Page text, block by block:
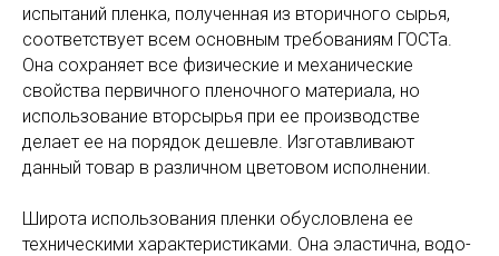
испытаний пленка, полученная из вторичного сырья,
соответствует всем основным требованиям ГОСТа.
Она сохраняет все физические и механические
свойства первичного пленочного материала, но
использование вторсырья при ее производстве
делает ее на порядок дешевле. Изготавливают
данный товар в различном цветовом исполнении.
Широта использования пленки обусловлена ее
техническими характеристиками. Она эластична, водо-
КОНТАКТЫ
344025, г.Ростов-на-Дону
ул. 40-я линия, 5
факс: +7 (863) 266-56-37(38)
email: novoplast7@yandex.ru